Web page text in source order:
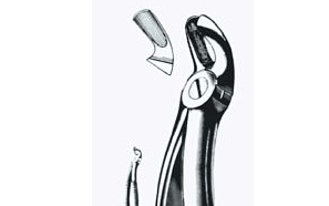
В корзину
Сравнение
В наличии